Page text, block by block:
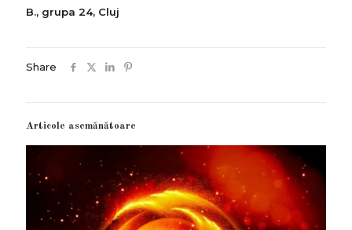
B., grupa 24, Cluj
Share
Articole asemănătoare